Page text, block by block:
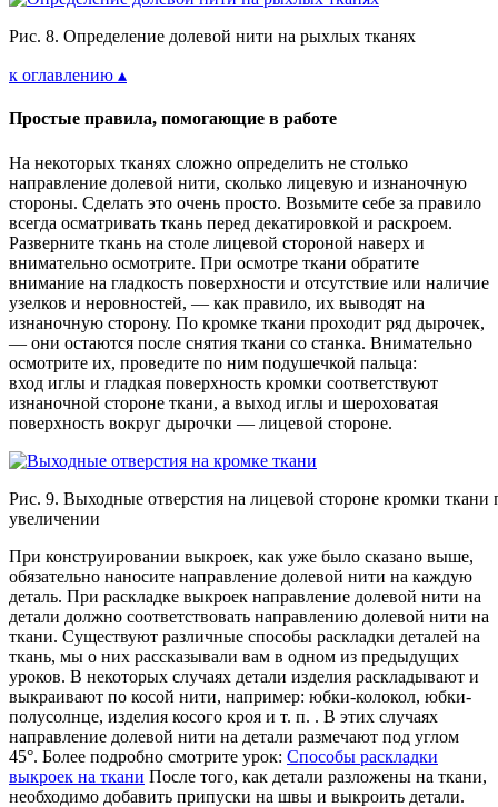
Рис. 8. Определение долевой нити на рыхлых тканях
к оглавлению ▴
Простые правила, помогающие в работе
На некоторых тканях сложно определить не столько
направление долевой нити, сколько лицевую и изнаночную
стороны. Сделать это очень просто. Возьмите себе за правило
всегда осматривать ткань перед декатировкой и раскроем.
Разверните ткань на столе лицевой стороной наверх и
внимательно осмотрите. При осмотре ткани обратите
внимание на гладкость поверхности и отсутствие или наличие
узелков и неровностей, — как правило, их выводят на
изнаночную сторону. По кромке ткани проходит ряд дырочек,
— они остаются после снятия ткани со станка. Внимательно
осмотрите их, проведите по ним подушечкой пальца:
вход иглы и гладкая поверхность кромки соответствуют
изнаночной стороне ткани, а выход иглы и шероховатая
поверхность вокруг дырочки — лицевой стороне.
Рис. 9. Выходные отверстия на лицевой стороне кромки ткани
увеличении
При конструировании выкроек, как уже было сказано выше,
обязательно наносите направление долевой нити на каждую
деталь. При раскладке выкроек направление долевой нити на
детали должно соответствовать направлению долевой нити на
ткани. Существуют различные способы раскладки деталей на
ткань, мы о них рассказывали вам в одном из предыдущих
уроков. В некоторых случаях детали изделия раскладывают и
выкраивают по косой нити, например: юбки-колокол, юбки-
полусолнце, изделия косого кроя и т. п. . В этих случаях
направление долевой нити на детали размечают под углом
45°. Более подробно смотрите урок: Способы раскладки
выкроек на ткани После того, как детали разложены на ткани,
необходимо добавить припуски на швы и выкроить детали.